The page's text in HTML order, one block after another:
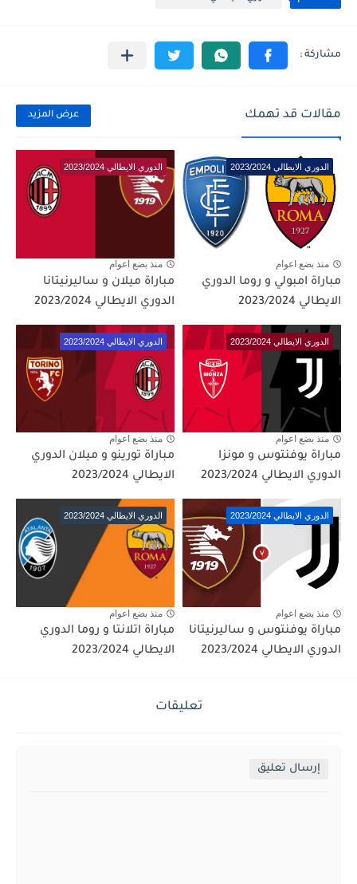
مقالات قد تهمك عرض المزيد
الدوري الايطالي 2023/2024
منذ بضع اعوام
مباراة امبولي و روما الدوري
الايطالي 2023/2024
الدوري الايطالي 2023/2024
منذ بضع اعوام
مباراة ميلان و ساليرنيتانا
الدوري الايطالي 2023/2024
الدوري الايطالي 2023/2024
منذ بضع اعوام
مباراة يوفنتوس و مونزا
الدوري الايطالي 2023/2024
الدوري الايطالي 2023/2024
منذ بضع اعوام
مباراة تورينو و ميلان الدوري
الايطالي 2023/2024
الدوري الايطالي 2023/2024
منذ بضع اعوام
مباراة يوفنتوس و ساليرنيتانا
الدوري الايطالي 2023/2024
الدوري الايطالي 2023/2024
منذ بضع اعوام
مباراة اتلانتا و روما الدوري
الايطالي 2023/2024
تعليقات
إرسال تعليق